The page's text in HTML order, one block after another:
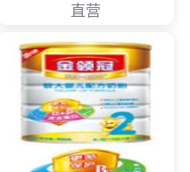
直营